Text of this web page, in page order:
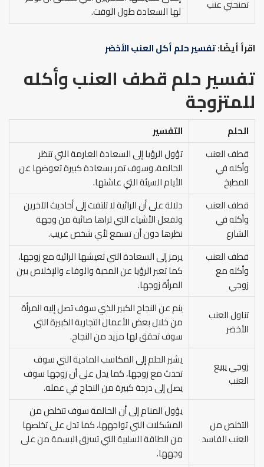
تمنحني عنب
لها السعادة طول الوقت.
اقرأ أيضًا:تفسير حلم أكل العنب الأخضر
تفسير حلم قطف العنب وأكله
للمتزوجة
الحلم
التفسير
قطف العنب
وأكله في
المطبخ
تؤول الرؤيا إلى السعادة العارمة التي تنظر
الحالمة، وسوف تمر بسعادة كبيرة تعوضها عن
الأيام السيئة التي عاشتها.
قطف العنب
وأكله في
الشارع
دلالة على أن الرائية لا تلتفت إلى أحاديث الآخرين
وتفعل الأشياء التي تراها صائبة من وجهة
نظرها دون أن تسمع لأي شخص غريب.
قطف العنب
وأكله مع
زوجي
يرمز إلى السعادة التي تعيشها الرائية مع زوجها،
كما تعبر الرؤيا عن المحبة والوفاء والإخلاص بين
المرأة زوجها.
تناول العنب
الأخضر
ينم عن النجاح الكبير الذي سوف تصل إليه المرأة
من خلال بعض الأعمال التجارية الكبيرة التي
سوف تحقق لها مزيد من النجاح.
زوجي يبيع
العنب
يشير الحلم إلى المكاسب المادية التي سوف
تحدث مع زوجها، كما يدل على أن زوجها سوف
يصل إلى درجة كبيرة من النجاح في عمله.
التخلص من
العنب الفاسد
يؤول المنام إلى أن الحالمة سوف تتخلص من
المشكلات التي تواجهها، كما تدل على تخلصها
من الطاقة السلبية التي تسرق البسمة من على
وجهها.